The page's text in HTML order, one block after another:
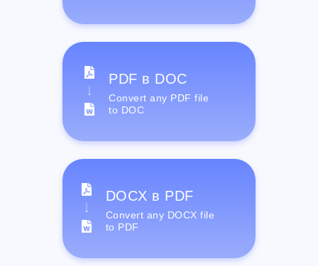
PDF в DOC
Convert any PDF file
to DOC
DOCX в PDF
Convert any DOCX file
to PDF